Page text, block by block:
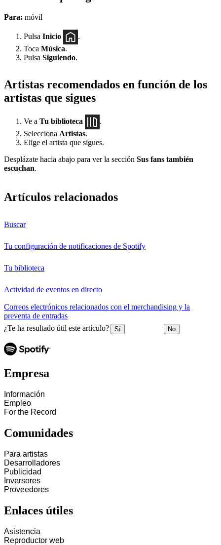
Para: móvil
Pulsa Inicio
.
Toca Música.
Pulsa Siguiendo.
Artistas recomendados en función de los
artistas que sigues
Ve a Tu biblioteca
.
Selecciona Artistas.
Elige el artista que sigues.
Desplázate hacia abajo para ver la sección Sus fans también
escuchan.
Artículos relacionados
Buscar
Tu configuración de notificaciones de Spotify
Tu biblioteca
Actividad de eventos en directo
Correos electrónicos relacionados con el merchandising y la
preventa de entradas
¿Te ha resultado útil este artículo?
Sí No
Empresa
Información
Empleo
For the Record
Comunidades
Para artistas
Desarrolladores
Publicidad
Inversores
Proveedores
Enlaces útiles
Asistencia
Reproductor web